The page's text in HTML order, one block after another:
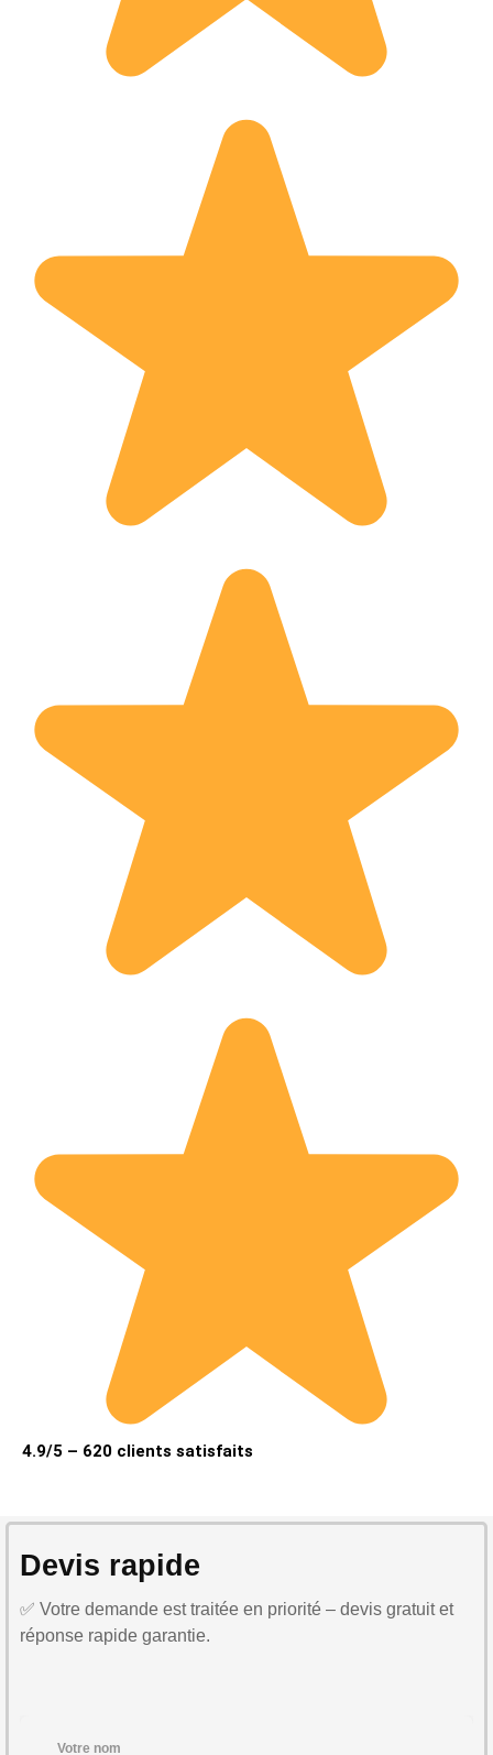
4.9/5 – 620 clients satisfaits
Devis rapide
✅ Votre demande est traitée en priorité – devis gratuit et
réponse rapide garantie.
Votre nom